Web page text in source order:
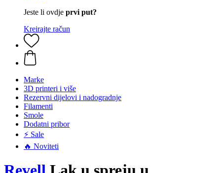
Jeste li ovdje prvi put?
Kreirajte račun
Marke
3D printeri i više
Rezervni dijelovi i nadogradnje
Filamenti
Smole
Dodatni pribor
⚡ Sale
🔥 Noviteti